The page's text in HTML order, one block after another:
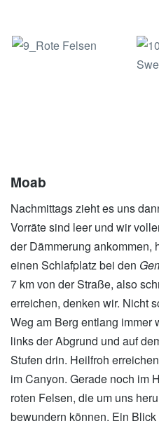
Moab
Nachmittags zieht es uns
Vorräte sind leer und wir
der Dämmerung ankommen,
einen Schlafplatz bei den
7 km von der Straße, also
erreichen, denken wir. Nicht
Weg am Berg entlang immer
links der Abgrund und auf
Stufen drin. Heilfroh
im Canyon. Gerade noch im
roten Felsen, die um uns
bewundern können. Ein